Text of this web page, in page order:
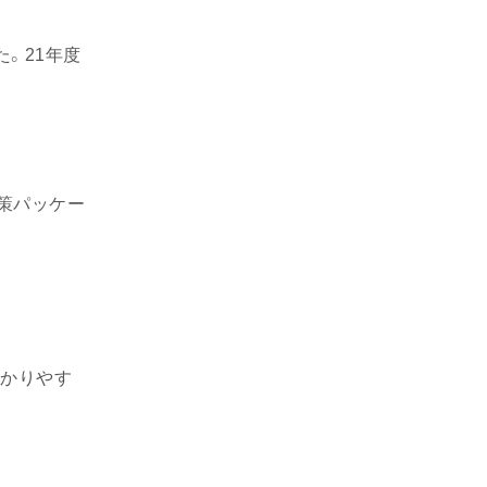
。21年度
パッケー
りやす